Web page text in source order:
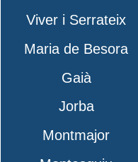
Viver i Serrateix
Maria de Besora
Gaià
Jorba
Montmajor